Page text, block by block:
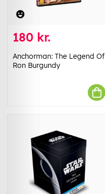
180 kr.
Anchorman: The Legend Of
Ron Burgundy